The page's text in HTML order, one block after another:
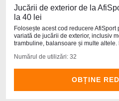
Jucării de exterior de la
la 40 lei
Folosește acest cod reducere
variată de jucării de exterior, inclusiv
trambuline, balansoare și multe
Numărul de utilizări: 32
OBȚINE